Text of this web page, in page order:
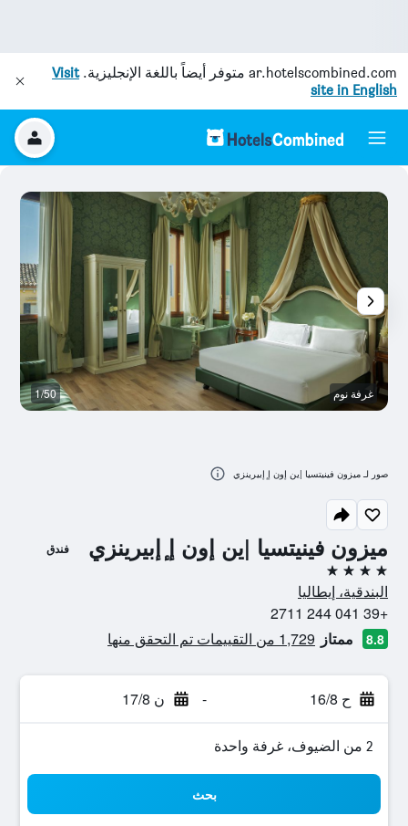
ar.hotelscombined.com متوفر أيضاً باللغة الإنجليزية.Visit
site in English
ميزون فينيتسيا |ين إون إ ٕإبيرينزي فندق
4 نجوم
البندقية، إيطاليا
+39 041 244 2711
8.8 ممتاز 1,729 من التقييمات تم التحقق منها
ح 16/8 - ن 17/8
2 من الضيوف، غرفة واحدة
بحث
غرفة نوم 1/50
صور لـ ميزون فينيتسيا |ين إون إ ٕإبيرينزي